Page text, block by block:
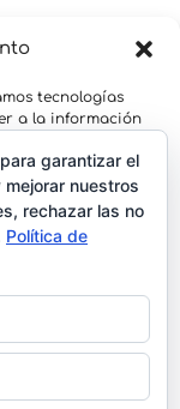
tecnologías
a la información
de
sitio. No
afectar
garantizar el
nuestros
rechazar las no
Política de